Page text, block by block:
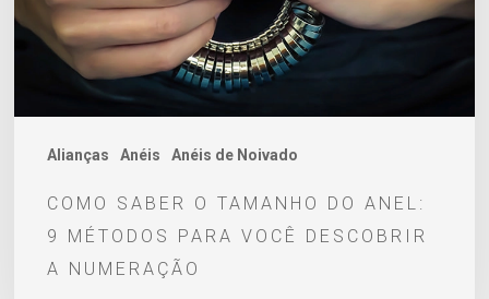
Alianças Anéis Anéis de Noivado
9
métodos
você
descobrir
COMO SABER O TAMANHO DO ANEL:
9 MÉTODOS PARA VOCÊ DESCOBRIR
A NUMERAÇÃO